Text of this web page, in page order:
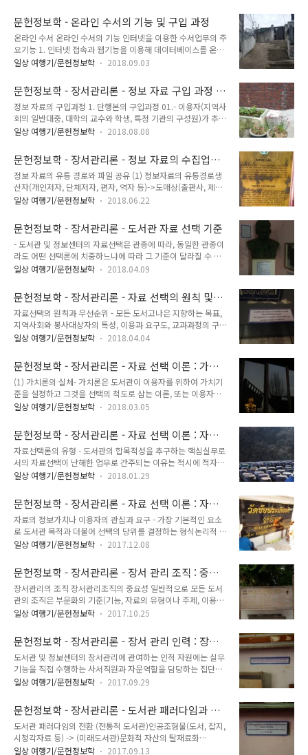
료로 접근하는 환경 창출. 3. 다른 도서관과 정보센터가 소장하
고 있는 실물자료는 상호대차와 자원공용채널..
데 소요되는 제비용.- 자료예산은 도서관의 장서수준을 결정.
02. 자료예산의 배정기준 관종별 자료예산 배분시의 적용기준
공공도서관- 봉사대상지역의 구성(연령, 민족, 언어, 교육수준,
고용지표 등)- 경제, 사회, 정치적 요인의 변동으로 영향받은 지
역사회의 특별한 요구- 베스트셀러의 복본구입율- 이용도가 높
상호대차의 요구정도- 신구 자료형태의 병존(CD, 카세트테이프,
LP 등)- 분실 및 훼손..
문헌정보학 - 온라인 수서의 기능 및 구입 과정
온라인 수서 온라인 수서의 기능 인터넷을 이용한 수서업무의 주
요기능 1. 인터넷 접속과 웹기능을 이용해 데이터베이스를 온라
인으로 검색하고 발주하는 기능.-> 여기에는 구입희망도서의 온
미착상황 등을 처리.3. 전자우편으로 주문하고 신용카드로 송금
하는 기능.4. 고퍼(Gopher)와 웹을 이용해 텍스트형식의 서지
정보와 목록을 제공.5. 고퍼(Gopher)와 웹을 이용해 신간안내
와 관련정보를 제공.6. 메일링 리스트 기능을 이용해 희망자에게
계속해서 신간 안내. 온라인 구입과정 1단계 : 사서나 이용자가
서지도구나 CD-ROM 데이터베이스보다 다양한 서지정보와 최
신정보를 확인하거나 정..
일상 여행기/문헌정보학 2018.09.03
문헌정보학 - 장서관리론 - 정보 자료 구입 과정 -
단행본, 연속간행물
정보 자료의 구입과정 1. 단행본의 구입과정 01.- 이용자(지역사
회의 일반대중, 대학의 교수와 학생, 특정 기관의 구성원)가 추천
(희망)한 도서와 사서가 리뷰지, 데이터베이스, 출판목록, 잡지
입예정도서를 선정. 02.- 선정된 타이틀을 수합하여 구입예정목
록 작성.- 이 때 서지사항(저자사항, 서명, 관차, 출판사항 등)이
불분명하거나 누락된 도서는 신간목록이나 데이터베이스에서
확인해 보완.- 또한 선택기준에 위배되는지를 평가해야 함. 03.-
구입예정목록을 가지고 장서 데이터베이스, OPAC(또는 카드목
본여부를 조사.- 복본일 경우에는 제외시키는 것을 원칙으로 하
되 이용빈도, ..
일상 여행기/문헌정보학 2018.08.08
문헌정보학 - 장서관리론 - 정보 자료의 수집업무
- 정보 자료의 유통 경로와 파일 공유, 입수방식
정보 자료의 유통 경로와 파일 공유 (1) 정보자료의 유통경로생
산자(개인저자, 단체저자, 편자, 역자 등)->도매상(출판사, 제작
사, 인터넷)->중개상(서점, 대행사)->소매점(도서관, 정보센터)-
관->출판사(발행 및 인쇄)->도서관- 서점 또는 중개상에 발주하
는 경우 : 도서관->서점이나 중개상->출판사(발행 및 인쇄)->서
점이나 중개상->도서관- 기증자료의 경우 : 도서관->출판사(발
행 및 인쇄기관)->도서관- 교환자료의 경우 : 도서관->다른 도서
관(발행기관)->도서관 2. 외국자료- 외국 출판사에 발주하는 경
주하는 경우 : 도서관->외국 대행사(서점, 취급업자 등)->..
일상 여행기/문헌정보학 2018.06.22
문헌정보학 - 장서관리론 - 도서관 자료 선택 기준
- 도서관 및 정보센터의 자료선택은 관종에 따라, 동일한 관종이
라도 어떤 선택론에 치중하느냐에 따라 그 기준이 달라질 수 있
음. - 가령 가치론에 기저하는 연구중심의 대학도서관은 현재적
교육중심의 대학도서관은 현재의 교육과정에 부합하는 자료를
선택하는데 치중.- 그런가 하면 대다수 공공도서관은 지역사회
의 요구도, 리뷰내용, 주제, 저자의 평판, 가격, 출판사의 평판, 자
료형태를 주요 선택기준으로 설정할 것임.- 그럼에도 지금까지
그 실용성의 여부를 떠나서 일반적, 주제별, 자료유형별로 무수
도서관에 공통적으로 적용될 수 있는 일반적인 선택기준을 자료
의 저작사정, 주제와 내용, 물리..
일상 여행기/문헌정보학 2018.04.09
문헌정보학 - 장서관리론 - 자료 선택의 원칙 및
도서관별 자료 선택 우선 순위
자료선택의 원칙과 우선순위 - 모든 도서고나은 지향하는 목표,
지역사회와 봉사대상자의 특성, 이용과 요구도, 교과과정의 구성
내용, 연구활동의 범위, 자료예산의 규모, 장서개발의 목표 등이
그리고 동일한 관종내에서도 도서관에 따라 다르게 설정할 수밖
에 없음. 1. 선택원리로서의 가치론과 요구론은 대립적 개념이
아니라 상보적 관계. 따라서 도서관에서 개별자료를 선택할 때는
가치를 중시할 것인지, 요구를 준거로 삼을 것인지, 혼용할 것인
지를 결정하되 전체적으로 균형을 유지할 필요가 있음. 2. 도서
람직. 그러나 절판자료 및 미공간자료, 희귀서, 고서 등 입수곤란
한 자료는 영인본이나 복사본 등 ..
일상 여행기/문헌정보학 2018.04.04
문헌정보학 - 장서관리론 - 자료 선택 이론 : 가치
론과 요구론
(1) 가치론의 실체- 가치론은 도서관이 이용자를 위하여 가치기
준을 설정하고 그것을 선택의 척도로 삼는 이론, 또는 이용자들
이 응당 읽어야 할 자료를 제공하는 이론.- 도서의 문헌적 가치와
가치 (문헌적 가치와 독자지향적 가치로 구분)- 문헌적 가치(본
질적 가치, 절대적 가치)(저술목적, 주제가치, 사실성, 미적 우수
성 등)- 독자지향적 가치(상대적 가치)(지적 수준, 독서능력과 흥
미, 요구가치와 충족능력)-> (문헌적 가치+독자지향적 가치) 총
체적 가치(목적의 실현가치) - 이러한 도서의 가치는 문헌적 가
를 평가하는 방법이 주로 사용되어 왔으며, 이 때 평가기준이 되
는 제요소는 주제..
일상 여행기/문헌정보학 2018.03.05
문헌정보학 - 장서관리론 - 자료 선택 이론 : 자료
선택론의 유형
자료선택론의 유형 - 도서관의 합목적성을 추구하는 핵심실무로
서의 자료선택이 난해한 업무로 간주되는 이유는 적시에 적자에
게 제공할 적서를 선택함에 있어서 '가치 대 요구', '소유 대 이
복하기 위한 이론적 토대를 구축하는 과정에서 선택론 등장. (1)
독서론- 독서론은 도서선택이 이용자의 독서흥미나 요구와 밀접
한 관계가 있다는 관점에서 이용자의 독서능력, 습관, 성향, 목적
등을 조사, 분석하여 그 결과를 도서선택에 반영하자는 이론.- 독
서론이 하나의 독자적인 선택론으로 간주될 수 있느냐 하는 문제
어진 아동 및 성인의 독서실태에 관한 연구결과가 시카고학파를
통하여 도서관학분야에 도입되..
일상 여행기/문헌정보학 2018.01.29
문헌정보학 - 장서관리론 - 자료 선택 이론 : 자료
선택론의 결정요인
자료의 정보가치나 이용자의 관심과 요구 - 가장 기본적인 요소
로 도서관 목적과 더불어 선택의 당위를 결정하는 형식논리적 요
인선택자와 광범위한 환경풍토 - 그 실현을 방해하는 현실적 요
달성하는데 필요한 자료를 선택하는 행위이므로 그 목적을 최고
로 실현하는 선택이 바로 합목적적 선택.- 그러나 지금까지 관종
을 불문하고 자주 채택되어 왔던 교육, 연구, 정보, 문화, 오락, 보
존 등의 목적은 특정 시대나 사회를 지배하는 가치 체계에 의하
여 개념과 우선순위가 바뀌어 왔으며, 선택론의 형성과 실무에도
도서관의 목적을 결정하는 것에 있어서 기본적 요소가 되는 이용
자는 정보자료에 대한 요..
일상 여행기/문헌정보학 2017.12.08
문헌정보학 - 장서관리론 - 장서 관리 조직 : 중요
성과 구성
장서관리의 조직 장서관리조직의 중요성 일반적으로 모든 도서
관의 조직은 부문화의 기준(기능, 자료의 유형이나 주제, 이용자,
지역 등)을 결정한 다음에 조직형성의 기본원리(분화와 통합의
구조를 갖춤.- 이때의 조직화는 동적인 형성과정이고, 조직구조
는 기본골격이며, 조직은 외형적으로 드러난 실체를 지칭하는 포
괄적 용어.- 마찬가지로 하부조직으로서의 장서관리부(서)도 자
료의 선택과 수집, 구성과 개발, 평가와 보존에 이르는 직무 또는
기능의 유사성에 따라 분화하거나 통합하는 과정을 거쳐 형성.-
르는 일련의 제기능을 효율적으로 수행할 목적으로 인력, 직무,
정보기술 등을 체계화한 인간행동시..
일상 여행기/문헌정보학 2017.10.25
문헌정보학 - 장서관리론 - 장서 관리 인력 : 장서
관리자의 활동, 책무, 요건
도서관 및 정보센터의 장서관리에 관여하는 인적 자원에는 실무
기능을 직접 수행하는 사서직원과 자문역할을 담당하는 집단이
있음.- 사서직원 : 수서직원, 선택사서, 주제준문가, 서고관리자,
회, 장서개발(관리)위원회, 자료보존위원회, 도서관운영위원회
장서관리자의 활동내용 장서관리자가 수행해야 하거나 실제로
처리하는 주요업무- 이용자와의 커뮤니케이션 유지- 정보요구의
분석- 각종 정보자료의 선택- 발주전 중복여부 및 가격조사- 수
집(구입, 기증, 교환)과 등록- 제본과 수선- 장서의 평가 및 폐기
일상 여행기/문헌정보학 2017.09.29
문헌정보학 - 장서관리론 - 도서관 패러다임과 시
스템의 변화
도서관 패러다임의 전환 (전통적 도서관)인공조형물(도서, 잡지,
시청각자료 등) -> (미래도서관)문화적 자산의 탈재료화
(dematerialization)(전통적 도서관)서고지기로서의 사서 ->
일상 여행기/문헌정보학 2017.09.13